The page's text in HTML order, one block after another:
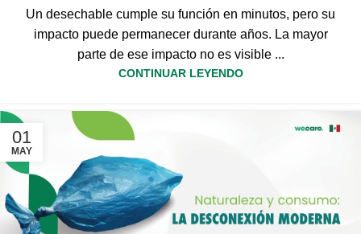
Un desechable cumple su función en minutos, pero su
impacto puede permanecer durante años. La mayor
parte de ese impacto no es visible ...
CONTINUAR LEYENDO
01
MAY